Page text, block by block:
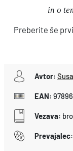
in o
Preberite še
Avtor:
EAN:
Vezava:
Prevajalec: